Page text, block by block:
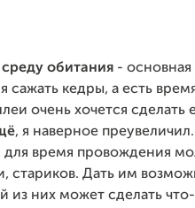
обитания - основная
сажать кедры, а есть
очень хочется сделать
, я наверное
для время провождения
стариков. Дать им
из них может сделать